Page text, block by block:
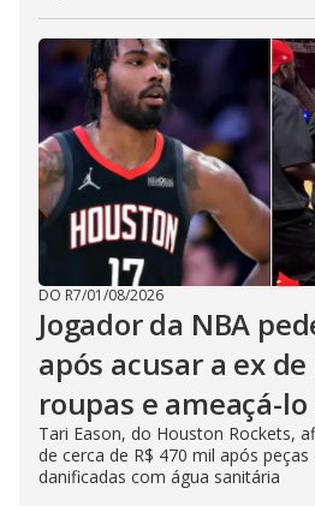
DO R7/01/08/2026
Jogador da NBA
após acusar a ex
roupas e ameaçá-
Tari Eason, do Houston Rockets,
de cerca de R$ 470 mil após
danificadas com água sanitária